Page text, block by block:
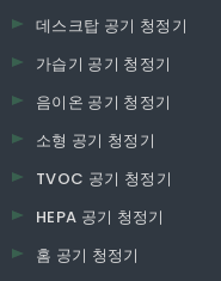
데스크탑 공기 청정기
가습기 공기 청정기
음이온 공기 청정기
소형 공기 청정기
TVOC 공기 청정기
HEPA 공기 청정기
홈 공기 청정기